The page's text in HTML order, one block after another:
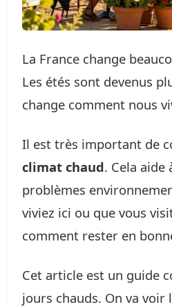
La France change
Les étés sont devenus
change comment nous
Il est très important de
climat chaud. Cela aide
problèmes
viviez ici ou que vous
comment rester en
Cet article est un guide
jours chauds. On va voir